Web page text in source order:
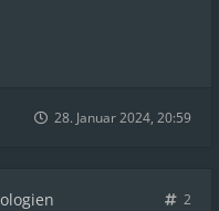
28. Januar 2024, 20:59
2